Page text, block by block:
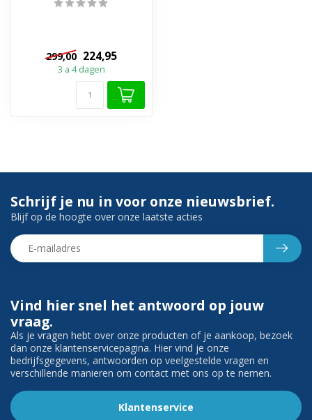
299,00 224,95
3 a 4 dagen
Vind hier snel het antwoord op jouw
vraag.
Als je vragen hebt over onze producten of je aankoop, bezoek
dan onze klantenservicepagina. Hier vind je onze
bedrijfsgegevens, antwoorden op veelgestelde vragen en
verschillende manieren om contact met ons op te nemen.
Klantenservice
Schrijf je nu in voor onze nieuwsbrief.
Blijf op de hoogte over onze laatste acties